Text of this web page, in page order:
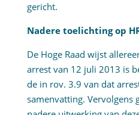
gericht.
Nadere toelichting op
De Hoge Raad wijst
arrest van 12 juli 2013 is
de in rov. 3.9 van dat
samenvatting. Vervolgens